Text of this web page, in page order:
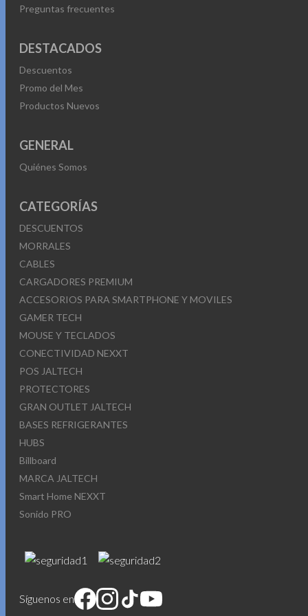
Preguntas frecuentes
DESTACADOS
Descuentos
Promo del Mes
Productos Nuevos
GENERAL
Quiénes Somos
CATEGORÍAS
DESCUENTOS
MORRALES
CABLES
CARGADORES PREMIUM
ACCESORIOS PARA SMARTPHONE Y MOVILES
GAMER TECH
MOUSE Y TECLADOS
CONECTIVIDAD NEXXT
POS JALTECH
PROTECTORES
GRAN OUTLET JALTECH
BASES REFRIGERANTES
HUBS
Billboard
MARCA JALTECH
Smart Home NEXXT
Sonido PRO
Síguenos en